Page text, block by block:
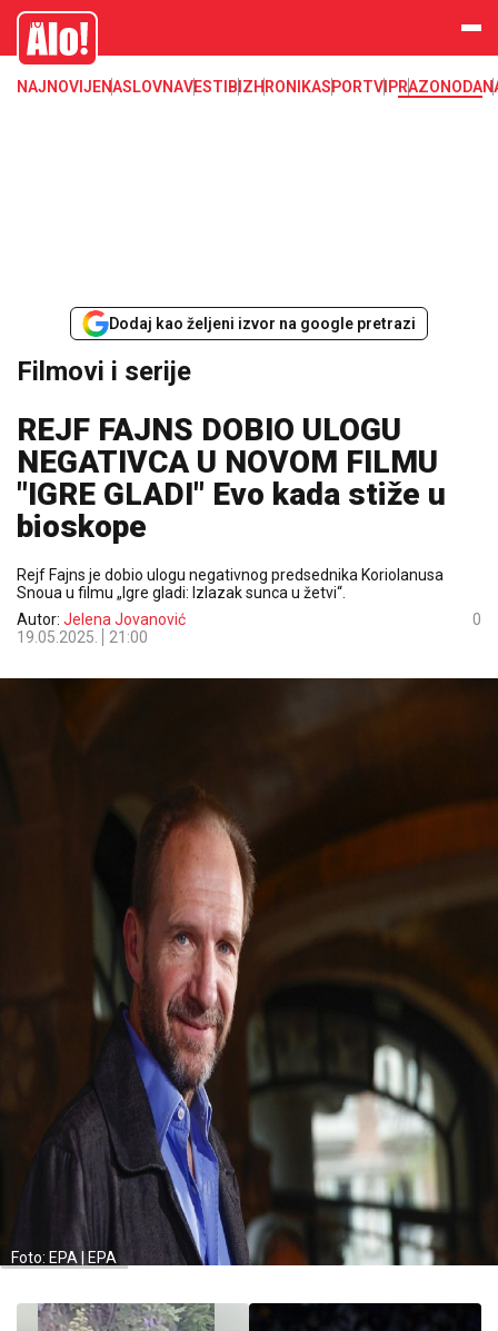
filmovi, serije, kultura
Alo
NAJNOVIJENASLOVNAVESTI BIZHRONIKASPORTVIPRAZONODA
Dodaj kao željeni izvor na google pretrazi
Filmovi i serije
REJF FAJNS DOBIO ULOGU
NEGATIVCA U NOVOM FILMU
"IGRE GLADI" Evo kada stiže u
bioskope
Rejf Fajns je dobio ulogu negativnog predsednika Koriolanusa
Snoua u filmu „Igre gladi: Izlazak sunca u žetvi“.
Autor: Jelena Jovanović
19.05.2025.
21:00
0
Foto: EPA | EPA